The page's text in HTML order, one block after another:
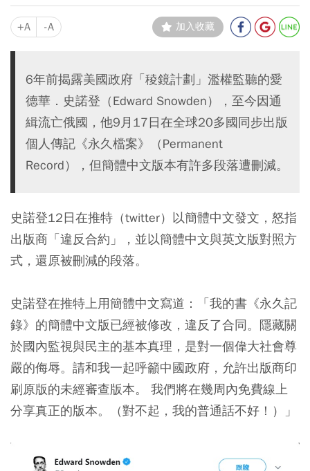
+A -A 加入收藏
6年前揭露美國政府「稜鏡計劃」濫權監聽的愛
德華．史諾登（Edward Snowden），至今因通
緝流亡俄國，他9月17日在全球20多國同步出版
個人傳記《永久檔案》（Permanent
Record），但簡體中文版本有許多段落遭刪減。
史諾登12日在推特（twitter）以簡體中文發文，怒指
出版商「違反合約」，並以簡體中文與英文版對照方
式，還原被刪減的段落。
史諾登在推特上用簡體中文寫道：「我的書《永久記
錄》的簡體中文版已經被修改，違反了合同。隱藏關
於國內監視與民主的基本真理，是對一個偉大社會尊
嚴的侮辱。請和我一起呼籲中國政府，允許出版商印
刷原版的未經審查版本。 我們將在幾周內免費線上
分享真正的版本。（對不起，我的普通話不好！）」